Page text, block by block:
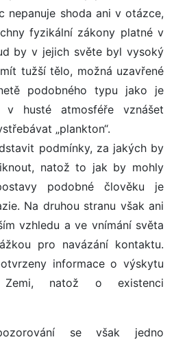
nepanuje shoda ani v otázce,
fyzikální zákony platné v
by v jejich světe byl vysoký
tužší tělo, možná uzavřené
podobného typu jako je
husté atmosféře vznášet
„plankton“.
podmínky, za jakých by
natož to jak by mohly
podobné člověku je
Na druhou stranu však ani
vzhledu a ve vnímání světa
pro navázání kontaktu.
informace o výskytu
Zemi, natož o existenci
se však jedno